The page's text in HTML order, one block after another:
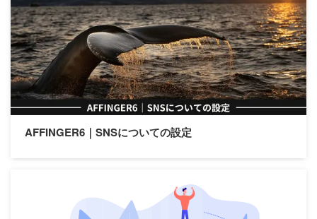
AFFINGER6｜サイトに使う適
正の画像サイズまとめ
2pv
【基本編】サイト設定
AFFINGER6｜SNSについての設定